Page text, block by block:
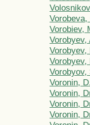
Vorobeva,
Vorobiev,
Vorobyev,
Vorobyev,
Vorobyev,
Vorobyov,
Voronin,
Voronin,
Voronin,
Voronin,